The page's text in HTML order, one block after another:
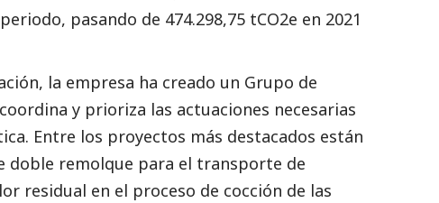
pasando de 474.298,75 tCO2e en 2021
la empresa ha creado un Grupo de
y prioriza las actuaciones necesarias
Entre los proyectos más destacados están
doble remolque para el transporte de
residual en el proceso de cocción de las